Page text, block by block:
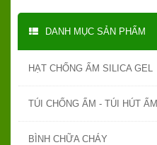
DANH MỤC SẢN PHẨM
HẠT CHỐNG ẨM SILICA GEL
TÚI CHỐNG ẨM - TÚI HÚT ẨM
BÌNH CHỮA CHÁY